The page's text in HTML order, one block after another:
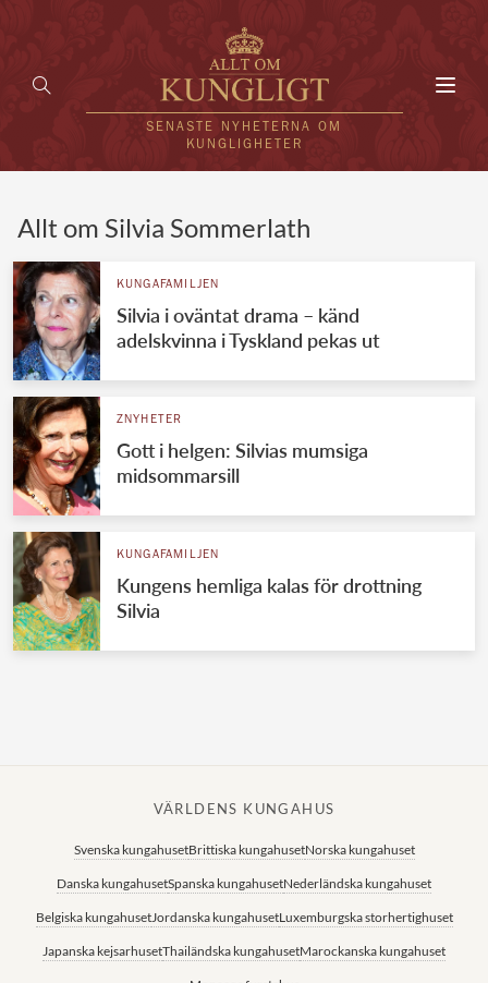
SENASTE NYHETERNA OM
KUNGLIGHETER
UTLÄNDSKT
VÄRLDENS KUNGAHUS
Svenska kungahuset
Brittiska kungahuset
Danska kungahuset
Spanska kungahuset
REDAKTION
Allt om Silvia Sommerlath
KUNGAFAMILJEN
Silvia i oväntat drama – känd
adelskvinna i Tyskland pekas ut
ZNYHETER
Gott i helgen: Silvias mumsiga
midsommarsill
KUNGAFAMILJEN
Kungens hemliga kalas för drottning
Silvia
VÄRLDENS KUNGAHUS
Svenska kungahusetBrittiska kungahusetNorska kungahuset
Danska kungahusetSpanska kungahusetNederländska kungahuset
Belgiska kungahusetJordanska kungahusetLuxemburgska storhertighuset
Japanska kejsarhusetThailändska kungahusetMarockanska kungahuset